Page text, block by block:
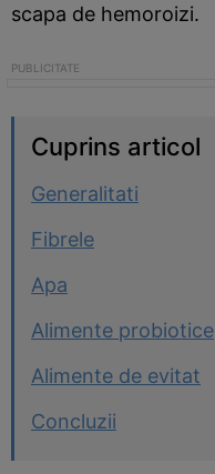
scapa de hemoroizi.
Cuprins articol
Generalitati
Fibrele
Apa
Alimente probiotice
Alimente de evitat
Concluzii